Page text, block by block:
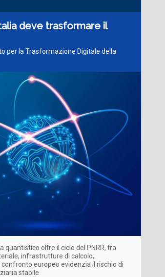
deve trasformare il
per la Trasformazione Digitale della
quantistico oltre il ciclo del PNRR, tra
infrastrutture di calcolo,
europeo evidenzia il rischio di
stabile